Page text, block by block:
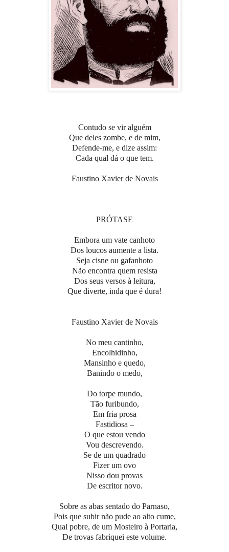
Contudo se vir alguém
Que deles zombe, e de mim,
Defende-me, e dize assim:
Cada qual dá o que tem.
Faustino Xavier de Novais
PRÓTASE
Embora um vate canhoto
Dos loucos aumente a lista.
Seja cisne ou gafanhoto
Não encontra quem resista
Dos seus versos à leitura,
Que diverte, inda que é dura!
Faustino Xavier de Novais
No meu cantinho,
Encolhidinho,
Mansinho e quedo,
Banindo o medo,
Do torpe mundo,
Tão furibundo,
Em fria prosa
Fastidiosa –
O que estou vendo
Vou descrevendo.
Se de um quadrado
Fizer um ovo
Nisso dou provas
De escritor novo.
Sobre as abas sentado do Parnaso,
Pois que subir não pude ao alto cume,
Qual pobre, de um Mosteiro à Portaria,
De trovas fabriquei este volume.